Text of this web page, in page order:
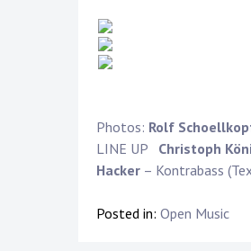
Photos: Rolf
LINE UP Christoph
Hacker – Kontrabass
Posted in: Open Music